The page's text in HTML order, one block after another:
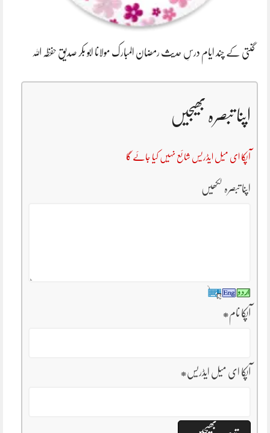
گنتی کے چند ایام درسِ حدیث رمضان المبارک مولانا ابو بکر صدیق حفظہ اللہ
اپنا تبصرہ بھیجیں
آپکا ای میل ایڈریس شائع نہیں کیا جائے گا
اپنا تبصرہ لکھیں
آپکا نام*
آپکا ای میل ایڈریس*